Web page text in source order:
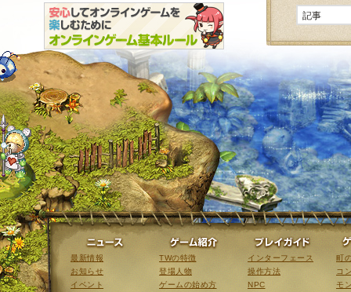
ニュース
最新情報
お知らせ
イベント
ゲーム紹介
TWの特徴
登場人物
ゲームの始め方
インターフェース
操作方法
NPC
町
コ
モ